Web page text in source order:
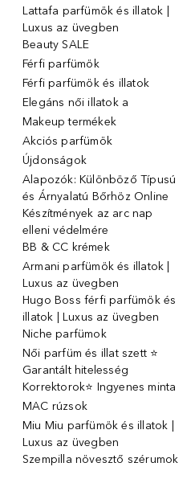
Lattafa parfümök és illatok |
Luxus az üvegben
Beauty SALE
Férfi parfümök
Férfi parfümök és illatok
Elegáns női illatok ️a
Makeup termékek
Akciós parfümök
Újdonságok
Alapozók: Különböző Típusú
és Árnyalatú Bőrhöz Online
Készítmények az arc nap
elleni védelmére
BB & CC krémek
Armani parfümök és illatok |
Luxus az üvegben
Hugo Boss férfi parfümök és
illatok | Luxus az üvegben
Niche parfümok
Női parfüm és illat szett ⭐
Garantált hitelesség
Korrektorok⭐ Ingyenes minta
MAC rúzsok
Miu Miu parfümök és illatok |
Luxus az üvegben
Szempilla növesztő szérumok